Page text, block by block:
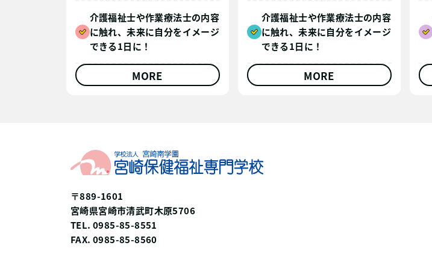
介護福祉士や作業療法士の内容
に触れ、未来に自分をイメージ
できる1日に！
MORE
介護福祉士や作業療法士の内容
に触れ、未来に自分をイメージ
できる1日に！
MORE
〒889-1601
宮崎県宮崎市清武町木原5706
TEL. 0985-85-8551
FAX. 0985-85-8560